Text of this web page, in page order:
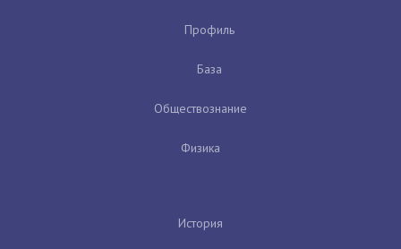
Профиль
База
Обществознание
Физика
История